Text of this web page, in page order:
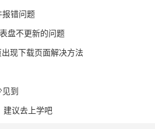
错问题
盘不更新的问题
现下载页面解决方法
见到
建议去上学吧